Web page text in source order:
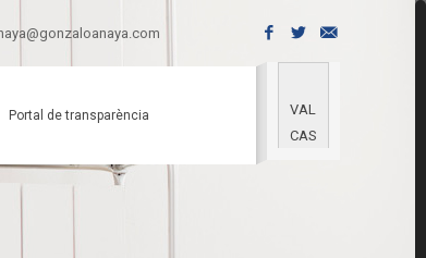
Portal de transparència
VAL
CAS